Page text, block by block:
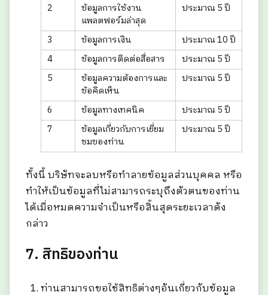
2
ข้อมูลการใช้งาน
แพลตฟอร์มล่าสุด
ประมาณ 5 ปี
3 ข้อมูลการเงิน
ประมาณ 10 ปี
4
ข้อมูลการติดต่อสื่อสาร
ประมาณ 5 ปี
5
ข้อมูลความต้องการและ
ข้อคิดเห็น
ประมาณ 5 ปี
6 ข้อมูลทางเทคนิค
ประมาณ 5 ปี
7
ข้อมูลเกี่ยวกับการเยี่ยม
ชมของท่าน
ประมาณ 5 ปี
ทั้งนี้ บริษัทจะลบหรือทำลายข้อมูลส่วนบุคคล หรือ
ทำให้เป็นข้อมูลที่ไม่สามารถระบุถึงตัวตนของท่าน
ได้เมื่อหมดความจำเป็นหรือสิ้นสุดระยะเวลาดัง
กล่าว
7. สิทธิของท่าน
ท่านสามารถขอใช้สิทธิต่างๆอันเกี่ยวกับข้อมูล